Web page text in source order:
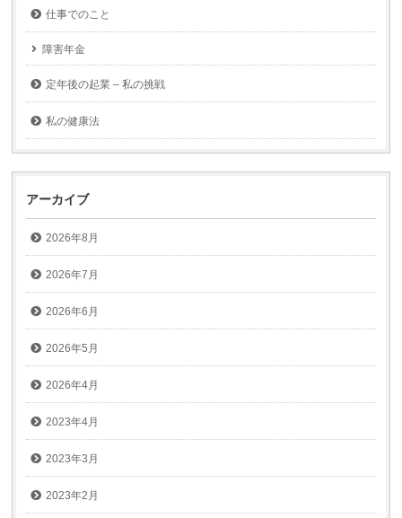
仕事でのこと
障害年金
定年後の起業 – 私の挑戦
私の健康法
アーカイブ
2026年8月
2026年7月
2026年6月
2026年5月
2026年4月
2023年4月
2023年3月
2023年2月